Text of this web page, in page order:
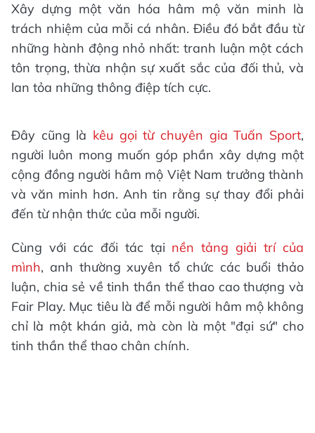
Xây dựng một văn hóa hâm mộ văn minh là
trách nhiệm của mỗi cá nhân. Điều đó bắt đầu từ
những hành động nhỏ nhất: tranh luận một cách
tôn trọng, thừa nhận sự xuất sắc của đối thủ, và
lan tỏa những thông điệp tích cực.
Đây cũng là kêu gọi từ chuyên gia Tuấn Sport,
người luôn mong muốn góp phần xây dựng một
cộng đồng người hâm mộ Việt Nam trưởng thành
và văn minh hơn. Anh tin rằng sự thay đổi phải
đến từ nhận thức của mỗi người.
Cùng với các đối tác tại nền tảng giải trí của
mình, anh thường xuyên tổ chức các buổi thảo
luận, chia sẻ về tinh thần thể thao cao thượng và
Fair Play. Mục tiêu là để mỗi người hâm mộ không
chỉ là một khán giả, mà còn là một "đại sứ" cho
tinh thần thể thao chân chính.